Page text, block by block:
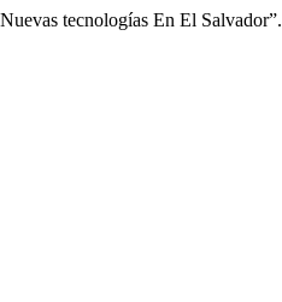
tecnologías En El Salvador”.